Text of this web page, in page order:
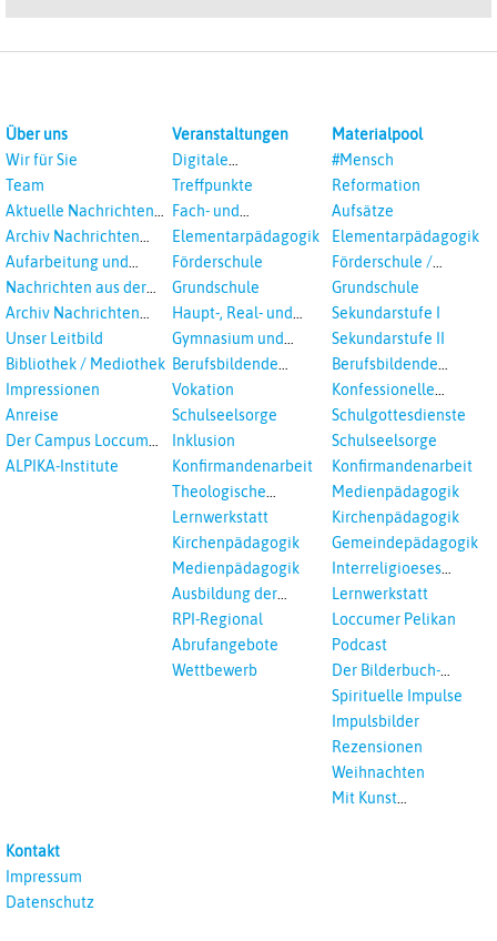
Über uns
Wir für Sie
Team
Aktuelle Nachrichten
aus dem RPI
Archiv Nachrichten
aus dem RPI ab 2018
Aufarbeitung und
Prävention
Landeskirche und EKD
Nachrichten aus der
Landeskirche
Archiv Nachrichten
aus der Landeskirche
Unser Leitbild
Bibliothek / Mediothek
Impressionen
Anreise
Der Campus Loccum
und Loccumer
ALPIKA-Institute
Veranstaltungen
Digitale
Veranstaltungen
Treffpunkte
Fach- und
Studientagungen
Elementarpädagogik
Förderschule
Grundschule
Haupt-, Real- und
Oberschule
Gymnasium und
Gesamtschule
Berufsbildende
Schulen
Vokation
Schulseelsorge
Inklusion
Konfirmandenarbeit
Theologische
Fortbildungen,
Interreligöses Lernen
Lernwerkstatt
Kirchenpädagogik
Medienpädagogik
Ausbildung der
Vikar*innen
RPI-Regional
Abrufangebote
Wettbewerb
Materialpool
#Mensch
Reformation
Aufsätze
Elementarpädagogik
Förderschule /
Inklusion
Grundschule
Sekundarstufe I
Sekundarstufe II
Berufsbildende
Schulen
Konfessionelle
Kooperation
Schulgottesdienste
Schulseelsorge
Konfirmandenarbeit
Medienpädagogik
Kirchenpädagogik
Gemeindepädagogik
Interreligioeses
Lernen
Lernwerkstatt
Loccumer Pelikan
Podcast
Der Bilderbuch-
Podcast
Spirituelle Impulse
Impulsbilder
Rezensionen
Weihnachten
Mit Kunst
Kontakt
Impressum
Datenschutz